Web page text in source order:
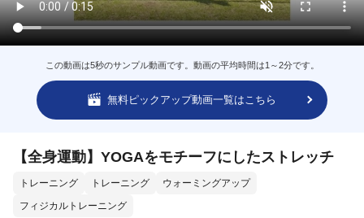
この動画は5秒のサンプル動画です。動画の平均時間は1～2分です。
無料ピックアップ動画一覧はこちら
【全身運動】YOGAをモチーフにしたストレッチ
トレーニング トレーニング
ウォーミングアップ
フィジカルトレーニング